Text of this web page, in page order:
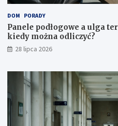
DOM PORADY
Panele podłogowe a ulga
kiedy można odliczyć?
28 lipca 2026